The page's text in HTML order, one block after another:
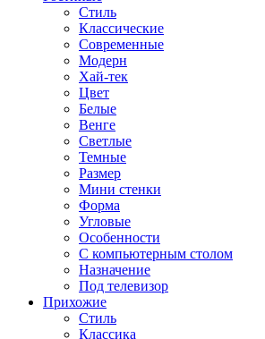
Стиль
Классические
Современные
Модерн
Хай-тек
Цвет
Белые
Венге
Светлые
Темные
Размер
Мини стенки
Форма
Угловые
Особенности
С компьютерным столом
Назначение
Под телевизор
Прихожие
Стиль
Классика